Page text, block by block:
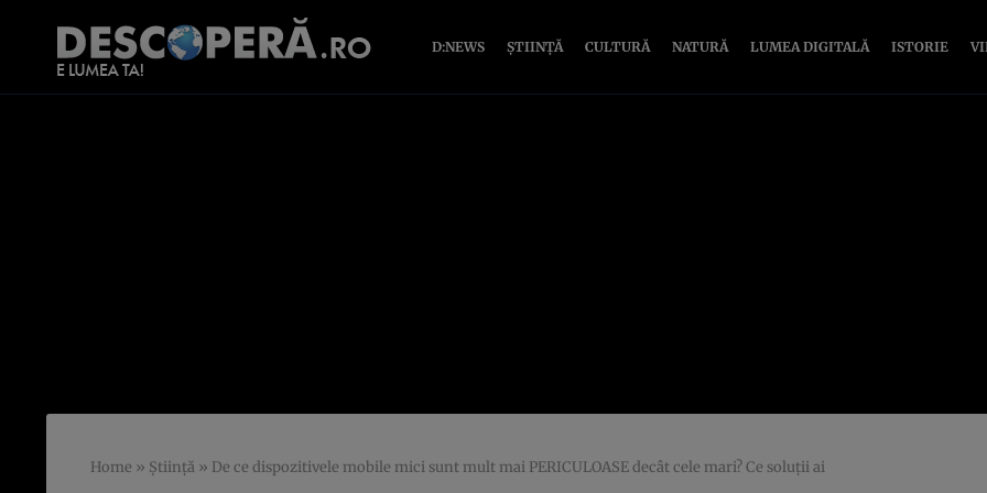
D:NEWS ȘTIINȚĂ CULTURĂ NATURĂ LUMEA DIGITALĂ ISTORIE
Home » Știință » De ce dispozitivele mobile mici sunt mult mai PERICULOASE decât cele mari? Ce soluţii ai